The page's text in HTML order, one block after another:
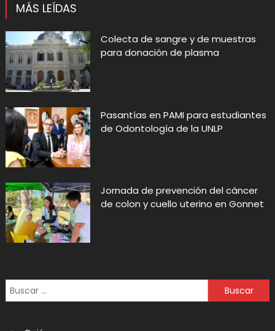
MÁS LEÍDAS
Colecta de sangre y de muestras
para donación de plasma
Pasantías en PAMI para estudiantes
de Odontología de la UNLP
Jornada de prevención del cáncer
de colon y cuello uterino en Gonnet